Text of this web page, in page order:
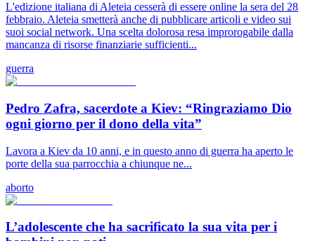
L'edizione italiana di Aleteia cesserà di essere online la sera del 28
febbraio. Aleteia smetterà anche di pubblicare articoli e video sui
suoi social network. Una scelta dolorosa resa improrogabile dalla
mancanza di risorse finanziarie sufficienti...
guerra
Pedro Zafra, sacerdote a Kiev: “Ringraziamo Dio
ogni giorno per il dono della vita”
Lavora a Kiev da 10 anni, e in questo anno di guerra ha aperto le
porte della sua parrocchia a chiunque ne...
aborto
L’adolescente che ha sacrificato la sua vita per i